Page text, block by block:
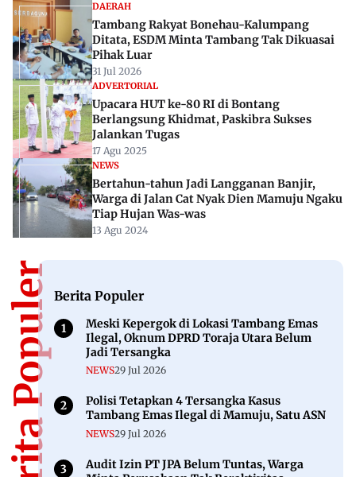
DAERAH
Tambang Rakyat Bonehau-Kalumpang
Ditata, ESDM Minta Tambang Tak Dikuasai
Pihak Luar
31 Jul 2026
ADVERTORIAL
Upacara HUT ke-80 RI di Bontang
Berlangsung Khidmat, Paskibra Sukses
Jalankan Tugas
17 Agu 2025
NEWS
Bertahun-tahun Jadi Langganan Banjir,
Warga di Jalan Cat Nyak Dien Mamuju Ngaku
Tiap Hujan Was-was
13 Agu 2024
Berita PopulerBerita Populer
Meski Kepergok di Lokasi Tambang Emas
Ilegal, Oknum DPRD Toraja Utara Belum
Jadi Tersangka
NEWS29 Jul 2026
Polisi Tetapkan 4 Tersangka Kasus
Tambang Emas Ilegal di Mamuju, Satu ASN
NEWS29 Jul 2026
Audit Izin PT JPA Belum Tuntas, Warga